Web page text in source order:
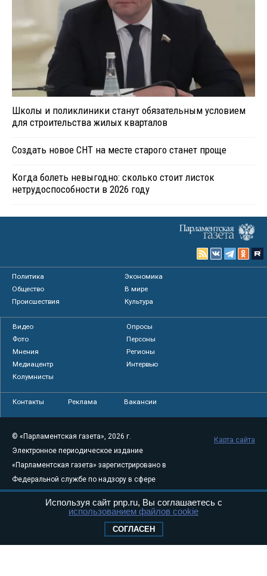
Школы и поликлиники станут обязательным условием
для строительства жилых кварталов
Создать новое СНТ на месте старого станет проще
Когда болеть невыгодно: сколько стоит листок
нетрудоспособности в 2026 году
Политика
Экономика
Общество
В мире
Происшествия
Культура
Видео
Опросы
Фото
Персоны
Мнения
Регионы
Медиацентр
Интервью
Колумнисты
Контакты Реклама Вакансии
© «Парламентская газета», 2026 г.
Электронное периодическое издание
«Парламентская газета» зарегистрировано в
Федеральной службе по надзору в сфере
связи, информационных технологий и
массовых коммуникаций (Роскомнадзор) 05
Свидетельство о регистрации Эл № ФС77-
Карта сайта
Используя сайт pnp.ru, Вы соглашаетесь с
использованием файлов cookie
СОГЛАСЕН